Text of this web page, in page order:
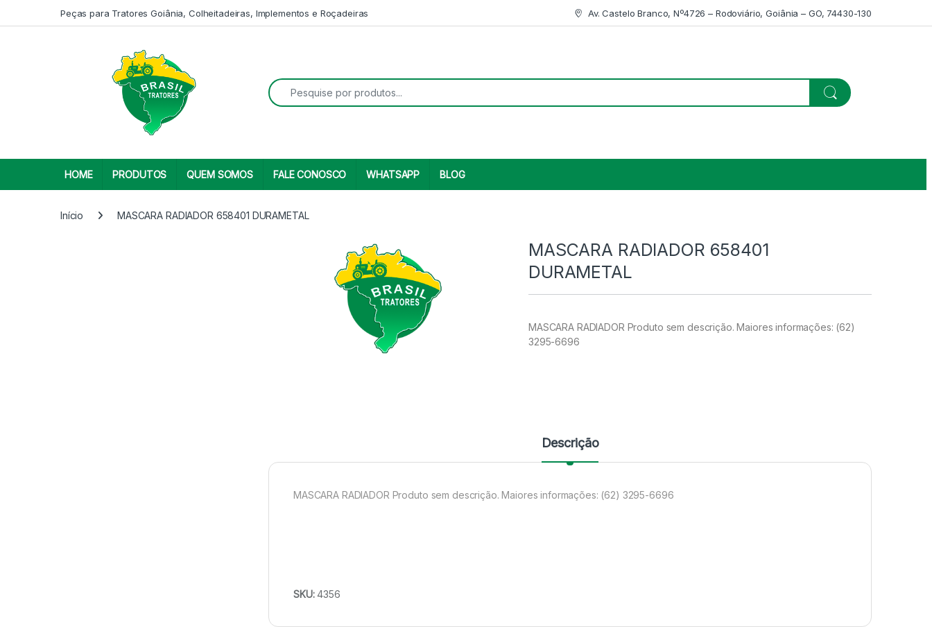
Peças para Tratores Goiânia, Colheitadeiras, Implementos e Roçadeiras Av. Castelo Branco, Nº4726 – Rodoviário, Goiânia – GO, 74430-130
Search for:
HOME PRODUTOS QUEM SOMOS FALE CONOSCO WHATSAPP BLOG
Início MASCARA RADIADOR 658401 DURAMETAL
MASCARA RADIADOR 658401
DURAMETAL
MASCARA RADIADOR Produto sem descrição. Maiores informações: (62)
3295-6696
Descrição
MASCARA RADIADOR Produto sem descrição. Maiores informações: (62) 3295-6696
SKU:4356